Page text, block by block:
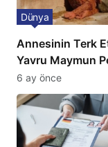
Annesinin Terk
Yavru Maymun
Oyuncağını Anne
Dünya
6 ay önce